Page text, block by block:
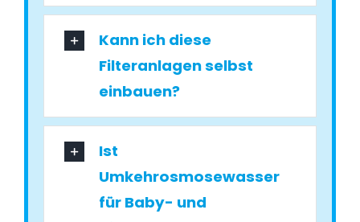
Kann ich diese
Filteranlagen selbst
einbauen?
Ist
Umkehrosmosewasser
für Baby- und